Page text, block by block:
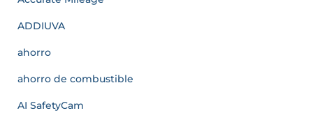
ADDIUVA
ahorro
ahorro de combustible
AI SafetyCam